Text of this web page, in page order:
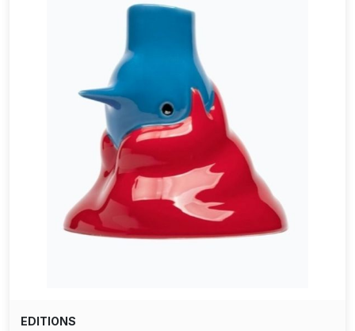
EDITIONS